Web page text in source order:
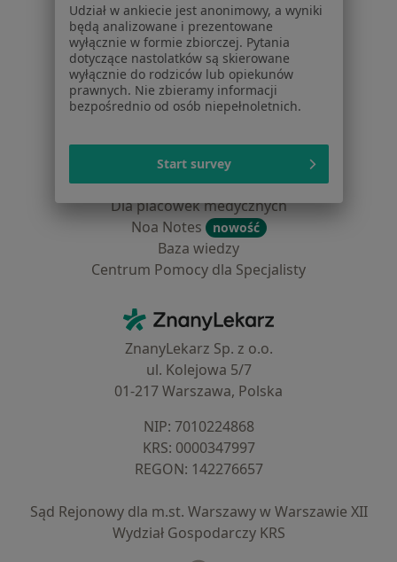
Usługi i zabiegi
Choroby
Pomoc
Aplikacje mobilne
Blog dla pacjentów
Cennik
Dla lekarzy
Dla placówek medycznych
Noa Notes
nowość
Baza wiedzy
Centrum Pomocy dla Specjalisty
ZnanyLekarz - Strona główna
ZnanyLekarz Sp. z o.o.
ul. Kolejowa 5/7
01-217 Warszawa, Polska
NIP: ⁠7010224868
KRS: ⁠0000347997
REGON: ⁠142276657
Sąd Rejonowy dla m.st. Warszawy w Warszawie XII
Wydział Gospodarczy KRS
Udział w ankiecie jest anonimowy, a wyniki
będą analizowane i prezentowane
wyłącznie w formie zbiorczej. Pytania
dotyczące nastolatków są skierowane
wyłącznie do rodziców lub opiekunów
prawnych. Nie zbieramy informacji
bezpośrednio od osób niepełnoletnich.
Start survey